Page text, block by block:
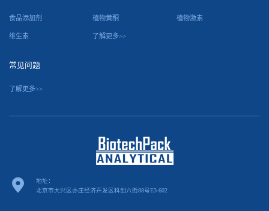
食品添加剂 植物黄酮 植物激素
维生素 了解更多>>
常见问题
了解更多>>
地址：
北京市大兴区亦庄经济开发区科创六街88号E3-602